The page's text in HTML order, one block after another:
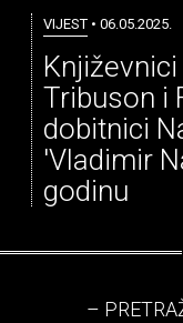
VIJEST• 06.05.2025.
Tribuson i
dobitnici
'Vladimir
godinu
–